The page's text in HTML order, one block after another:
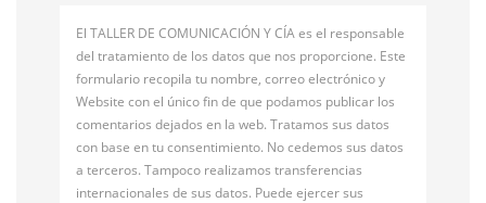
El TALLER DE COMUNICACIÓN Y CÍA es el responsable
del tratamiento de los datos que nos proporcione. Este
formulario recopila tu nombre, correo electrónico y
Website con el único fin de que podamos publicar los
comentarios dejados en la web. Tratamos sus datos
con base en tu consentimiento. No cedemos sus datos
a terceros. Tampoco realizamos transferencias
internacionales de sus datos. Puede ejercer sus